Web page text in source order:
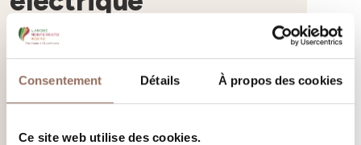
Consentement Détails À propos des cookies
Ce site web utilise des cookies.
Douces collines, paysages de l’UNESCO, routes peu
fréquentées : c’est le mélange parfait que vous offre les
Langhe Monferrato Roero pour une expérience à vélo